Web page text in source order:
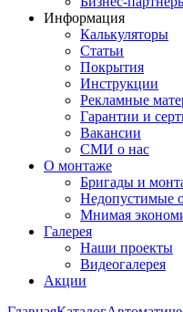
Информация
Калькуляторы
Статьи
Покрытия
Инструкции
Рекламные
Гарантии и
Вакансии
СМИ о нас
О монтаже
Бригады и
Недопустимые
Мнимая
Галерея
Наши проекты
Видеогалерея
Акции